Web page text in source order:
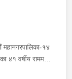
महानगरपालिका-१४
वर्षीय राममणी